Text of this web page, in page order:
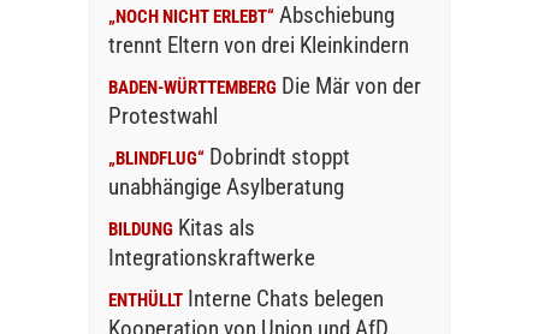
„NOCH NICHT ERLEBT“ Abschiebung
trennt Eltern von drei Kleinkindern
BADEN-WÜRTTEMBERG Die Mär von der
Protestwahl
„BLINDFLUG“ Dobrindt stoppt
unabhängige Asylberatung
BILDUNG Kitas als
Integrationskraftwerke
ENTHÜLLT Interne Chats belegen